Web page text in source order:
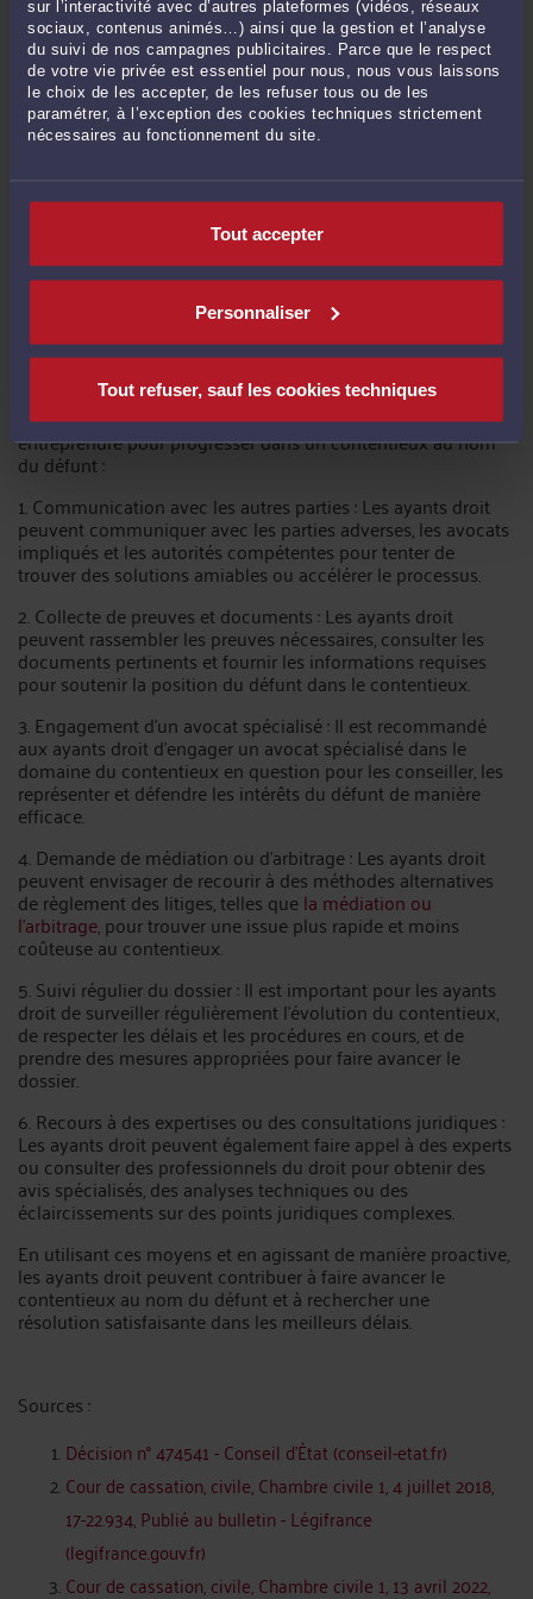
sur l’interactivité avec d’autres plateformes (vidéos, réseaux
sociaux, contenus animés…) ainsi que la gestion et l’analyse
du suivi de nos campagnes publicitaires. Parce que le respect
de votre vie privée est essentiel pour nous, nous vous laissons
le choix de les accepter, de les refuser tous ou de les
paramétrer, à l’exception des cookies techniques strictement
nécessaires au fonctionnement du site.
Tout accepter
Personnaliser
Tout refuser, sauf les cookies techniques
6. Suivre les règles de représentation : Les ayants droit
doivent agir conformément aux règles de représentation
légale en vigueur dans le système judiciaire pour être
légalement autorisés à agir au nom du défunt.
En respectant ces démarches et ces procédures légales, les
ayants droit pourront agir efficacement au nom du défunt
respect des règles juridiques en vigueur.
B- Les moyens pour les ayants droit de faire avancer le
contentieux
Pour agir au nom d'un défunt dans un contentieux qui
s'éternise, les ayants droit disposent de différents moyens
pour faire avancer le dossier.
Voici quelques actions que les ayants droit peuvent
entreprendre pour progresser dans un contentieux au nom
du défunt :
1. Communication avec les autres parties : Les ayants droit
peuvent communiquer avec les parties adverses, les avocats
impliqués et les autorités compétentes pour tenter de
trouver des solutions amiables ou accélérer le processus.
2. Collecte de preuves et documents : Les ayants droit
peuvent rassembler les preuves nécessaires, consulter les
documents pertinents et fournir les informations requises
pour soutenir la position du défunt dans le contentieux.
3. Engagement d'un avocat spécialisé : Il est recommandé
aux ayants droit d'engager un avocat spécialisé dans le
domaine du contentieux en question pour les conseiller, les
représenter et défendre les intérêts du défunt de manière
efficace.
4. Demande de médiation ou d'arbitrage : Les ayants droit
peuvent envisager de recourir à des méthodes alternatives
de règlement des litiges, telles quela médiation ou
l'arbitrage,pour trouver une issue plus rapide et moins
coûteuse au contentieux.
5. Suivi régulier du dossier : Il est important pour les ayants
droit de surveiller régulièrement l'évolution du contentieux,
de respecter les délais et les procédures en cours, et de
prendre des mesures appropriées pour faire avancer le
dossier.
6. Recours à des expertises ou des consultations juridiques :
Les ayants droit peuvent également faire appel à des experts
ou consulter des professionnels du droit pour obtenir des
avis spécialisés, des analyses techniques ou des
éclaircissements sur des points juridiques complexes.
En utilisant ces moyens et en agissant de manière proactive,
les ayants droit peuvent contribuer à faire avancer le
contentieux au nom du défunt et à rechercher une
résolution satisfaisante dans les meilleurs délais.
Sources :
Décision n° 474541 - Conseil d'État (conseil-etat.fr)
Cour de cassation, civile, Chambre civile 1, 4 juillet 2018,
17-22.934, Publié au bulletin - Légifrance
(legifrance.gouv.fr)
Cour de cassation, civile, Chambre civile 1, 13 avril 2022,